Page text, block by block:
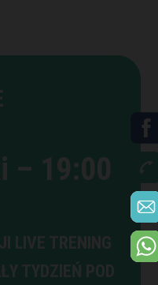
– 19:00
LIVE TRENING
TYDZIEŃ POD